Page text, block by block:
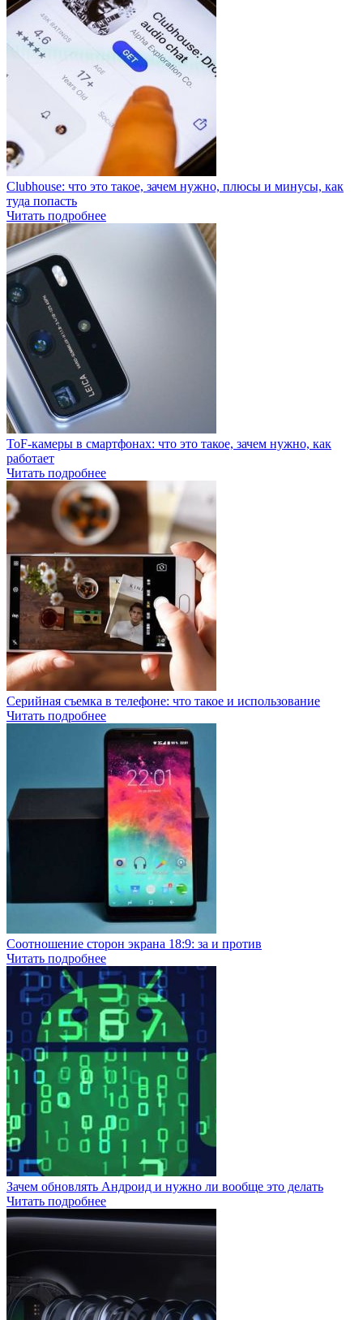
Clubhouse: что это такое, зачем нужно, плюсы и минусы, как
туда попасть
Читать подробнее
ToF-камеры в смартфонах: что это такое, зачем нужно, как
работает
Читать подробнее
Серийная съемка в телефоне: что такое и использование
Читать подробнее
Соотношение сторон экрана 18:9: за и против
Читать подробнее
Зачем обновлять Андроид и нужно ли вообще это делать
Читать подробнее